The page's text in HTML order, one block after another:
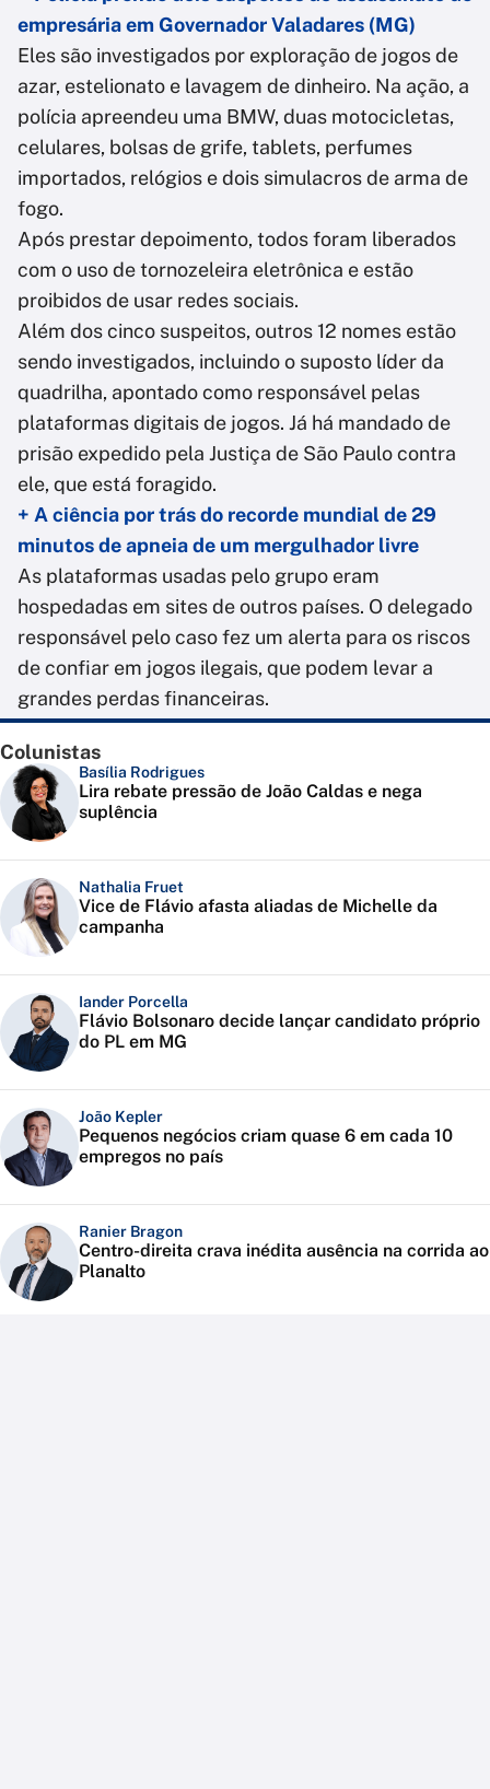
empresária em Governador Valadares (MG)
Eles são investigados por exploração de jogos de
azar, estelionato e lavagem de dinheiro. Na ação, a
polícia apreendeu uma BMW, duas motocicletas,
celulares, bolsas de grife, tablets, perfumes
importados, relógios e dois simulacros de arma de
fogo.
Após prestar depoimento, todos foram liberados
com o uso de tornozeleira eletrônica e estão
proibidos de usar redes sociais.
Além dos cinco suspeitos, outros 12 nomes estão
sendo investigados, incluindo o suposto líder da
quadrilha, apontado como responsável pelas
plataformas digitais de jogos. Já há mandado de
prisão expedido pela Justiça de São Paulo contra
ele, que está foragido.
+ A ciência por trás do recorde mundial de 29
minutos de apneia de um mergulhador livre
As plataformas usadas pelo grupo eram
hospedadas em sites de outros países. O delegado
responsável pelo caso fez um alerta para os riscos
de confiar em jogos ilegais, que podem levar a
grandes perdas financeiras.
Colunistas
Basília Rodrigues
Lira rebate pressão de João Caldas e nega
suplência
Nathalia Fruet
Vice de Flávio afasta aliadas de Michelle da
campanha
Iander Porcella
Flávio Bolsonaro decide lançar candidato próprio
do PL em MG
João Kepler
Pequenos negócios criam quase 6 em cada 10
empregos no país
Ranier Bragon
Centro-direita crava inédita ausência na corrida ao
Planalto